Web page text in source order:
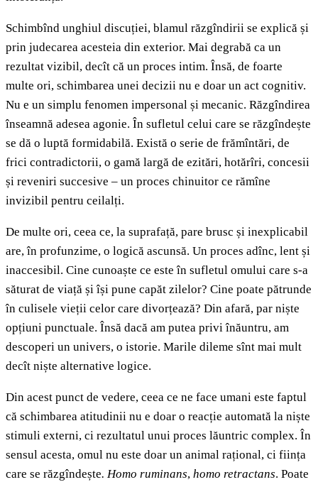
Schimbînd unghiul discuției, blamul răzgîndirii se explică și
prin judecarea acesteia din exterior. Mai degrabă ca un
rezultat vizibil, decît că un proces intim. Însă, de foarte
multe ori, schimbarea unei decizii nu e doar un act cognitiv.
Nu e un simplu fenomen impersonal și mecanic. Răzgîndirea
înseamnă adesea agonie. În sufletul celui care se răzgîndește
se dă o luptă formidabilă. Există o serie de frămîntări, de
frici contradictorii, o gamă largă de ezitări, hotărîri, concesii
și reveniri succesive – un proces chinuitor ce rămîne
invizibil pentru ceilalți.
De multe ori, ceea ce, la suprafață, pare brusc și inexplicabil
are, în profunzime, o logică ascunsă. Un proces adînc, lent și
inaccesibil. Cine cunoaște ce este în sufletul omului care s-a
săturat de viață și își pune capăt zilelor? Cine poate pătrunde
în culisele vieții celor care divorțează? Din afară, par niște
opțiuni punctuale. Însă dacă am putea privi înăuntru, am
descoperi un univers, o istorie. Marile dileme sînt mai mult
decît niște alternative logice.
Din acest punct de vedere, ceea ce ne face umani este faptul
că schimbarea atitudinii nu e doar o reacție automată la niște
stimuli externi, ci rezultatul unui proces lăuntric complex. În
sensul acesta, omul nu este doar un animal rațional, ci ființa
care se răzgîndește. Homo ruminans, homo retractans. Poate